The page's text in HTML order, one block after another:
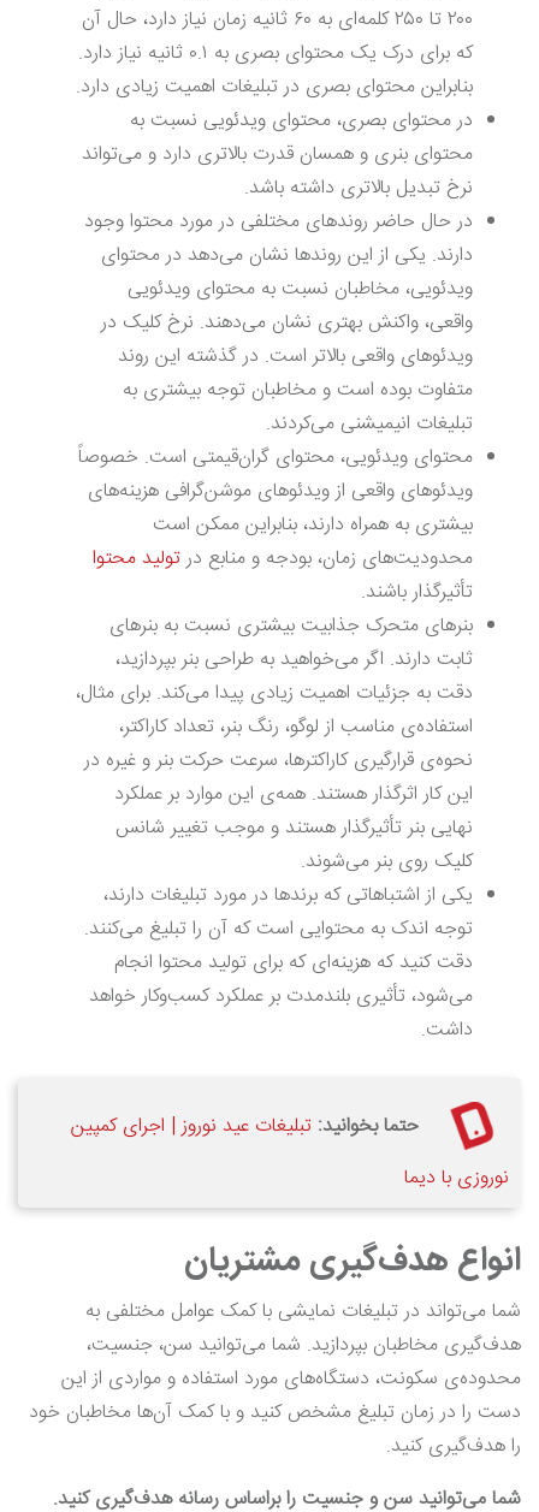
۲۰۰ تا ۲۵۰ کلمه‌ای به ۶۰ ثانیه زمان نیاز دارد، حال آن
که برای درک یک محتوای بصری به ۰.۱ ثانیه نیاز دارد.
بنابراین محتوای بصری در تبلیغات اهمیت زیادی دارد.
در محتوای بصری، محتوای ویدئویی نسبت به
محتوای بنری و همسان قدرت بالاتری دارد و می‌تواند
نرخ تبدیل بالاتری داشته باشد.
در حال حاضر روندهای مختلفی در مورد محتوا وجود
دارند. یکی از این روندها نشان می‌دهد در محتوای
ویدئویی، مخاطبان نسبت به محتوای ویدئویی
واقعی، واکنش بهتری نشان می‌دهند. نرخ کلیک در
ویدئوهای واقعی بالاتر است. در گذشته این روند
متفاوت بوده است و مخاطبان توجه بیشتری به
تبلیغات انیمیشنی می‌کردند.
محتوای ویدئویی، محتوای گران‌قیمتی است. خصوصاً
ویدئوهای واقعی از ویدئوهای موشن‌گرافی هزینه‌های
بیشتری به همراه دارند، بنابراین ممکن است
محدودیت‌های زمان، بودجه و منابع درتولید محتوا
تأثیرگذار باشند.
بنرهای متحرک جذابیت بیشتری نسبت به بنرهای
ثابت دارند. اگر می‌خواهید به طراحی بنر بپردازید،
دقت به جزئیات اهمیت زیادی پیدا می‌کند. برای مثال،
استفاده‌ی مناسب از لوگو، رنگ بنر، تعداد کاراکتر،
نحوه‌ی قرارگیری کاراکترها، سرعت حرکت بنر و غیره در
این کار اثرگذار هستند. همه‌ی این موارد بر عملکرد
نهایی بنر تأثیرگذار هستند و موجب تغییر شانس
کلیک روی بنر می‌‌شوند.
یکی از اشتباهاتی که برندها در مورد تبلیغات دارند،
توجه اندک به محتوایی است که آن را تبلیغ می‌کنند.
دقت کنید که هزینه‌ای که برای تولید محتوا انجام
می‌شود، تأثیری بلندمدت بر عملکرد کسب‌وکار خواهد
داشت.
حتما بخوانید: تبلیغات عید نوروز | اجرای کمپین
نوروزی با دیما
انواع هدف‌گیری مشتریان
شما می‌تواند در تبلیغات نمایشی با کمک عوامل مختلفی به
هدف‌گیری مخاطبان بپردازید. شما می‌توانید سن، جنسیت،
محدوده‌ی سکونت، دستگاه‌های مورد استفاده و مواردی از این
دست را در زمان تبلیغ مشخص کنید و با کمک آن‌ها مخاطبان خود
را هدف‌گیری کنید.
شما می‌توانید سن و جنسیت را براساس رسانه هدف‌گیری کنید.